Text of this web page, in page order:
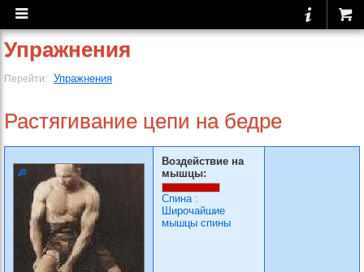
Упражнения
Перейти: Упражнения
Растягивание цепи на бе­дре
Воздействие на
мышцы:
Спина:
Широчайшие
мышцы спины